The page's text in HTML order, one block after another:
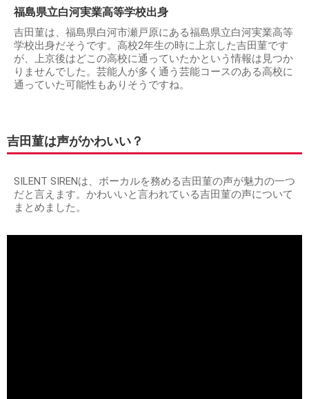
福島県立白河実業高等学校出身
吉田菫は、福島県白河市瀬戸原にある福島県立白河実業高等
学校出身だそうです。高校2年生の時に上京した吉田菫です
が、上京後はどこの高校に通っていたかという情報は見つか
りませんでした。芸能人が多く通う芸能コースのある高校に
通っていた可能性もありそうですね。
吉田菫は声がかわいい？
SILENT SIRENは、ボーカルを務める吉田菫の声が魅力の一つ
だと言えます。かわいいと言われている吉田菫の声について
まとめました。